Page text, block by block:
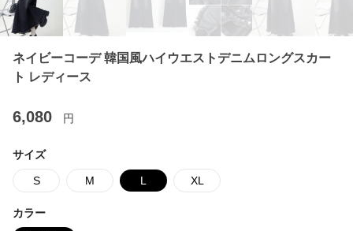
ネイビーコーデ 韓国風ハイウエストデニムロングスカー
ト レディース
6,080 円
サイズ
S M L XL
カラー